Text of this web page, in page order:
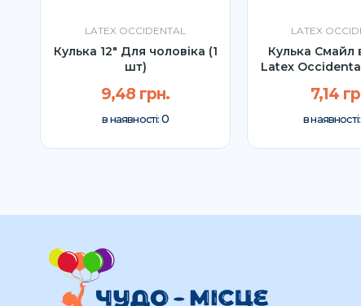
LATEX OCCIDENTAL
Кулька 12″ Для чоловіка (1
шт)
9,48 грн.
в наявності: 0
LATEX
Кулька Смайл
Latex
7,14
в